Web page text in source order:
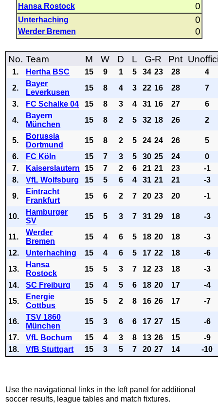
Hansa Rostock 0
Unterhaching 0
Werder Bremen 0
No. Team M W D L G-R Pnt
1. Hertha BSC 15 9 1 5 34 23 28
4
2.
Bayer
Leverkusen
15 8 4 3 22 16 28
7
3.
FC Schalke 04 15 8 3 4 31 16 27
6
4.
Bayern
München
15 8 2 5 32 18 26 2
5.
Borussia
Dortmund
15 8 2 5 24 24 26
5
6.
FC Köln 15 7 3 5 30 25 24
0
7.
Kaiserslautern 15 7 2 6 21 21 23
-1
8.
VfL Wolfsburg 15 5 6 4 31 21 21
-3
9.
Eintracht
Frankfurt
15 6 2 7 20 23 20 -1
10.
Hamburger
SV
15 5 3 7 31 29 18 -3
11.
Werder
Bremen
15 4 6 5 18 20 18
-3
12.
Unterhaching 15 4 6 5 17 22 18
-6
13.
Hansa
Rostock
15 5 3 7 12 23 18
-3
14.
SC Freiburg 15 4 5 6 18 20 17
-4
15.
Energie
Cottbus
15 5 2 8 16 26 17 -7
16.
TSV 1860
München
15 3 6 6 17 27 15
-6
17.
VfL Bochum 15 4 3 8 13 26 15
-9
18.
VfB Stuttgart 15 3 5 7 20 27 14 -10
Use the navigational links in the left panel for additional
soccer results, league tables and match fixtures.